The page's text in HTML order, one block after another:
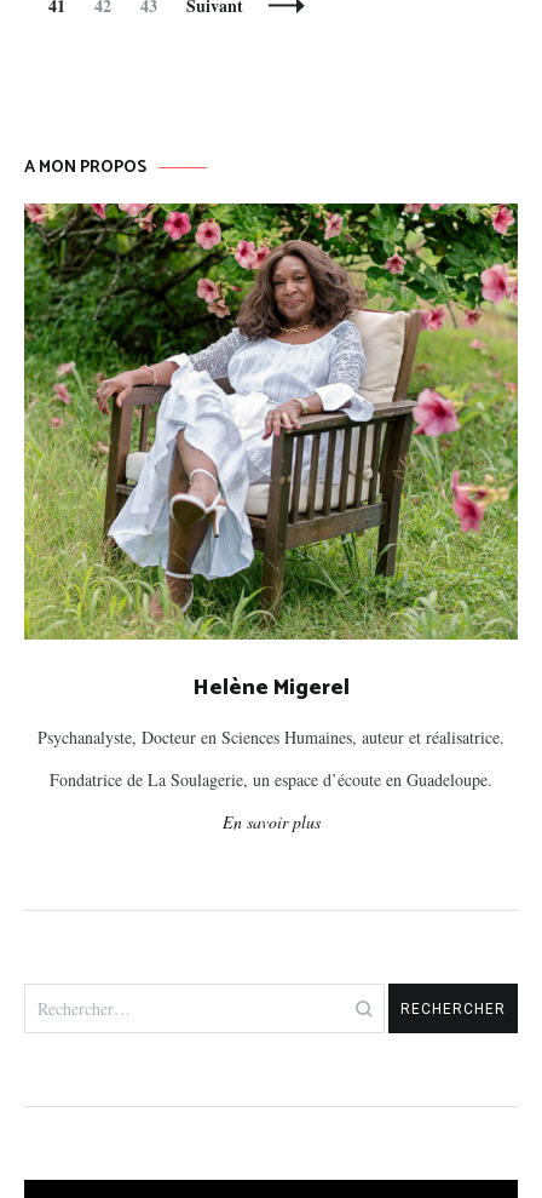
41
42 43 Suivant
A MON PROPOS
Helène Migerel
Psychanalyste, Docteur en Sciences Humaines, auteur et réalisatrice.
Fondatrice de La Soulagerie, un espace d’écoute en Guadeloupe.
En savoir plus